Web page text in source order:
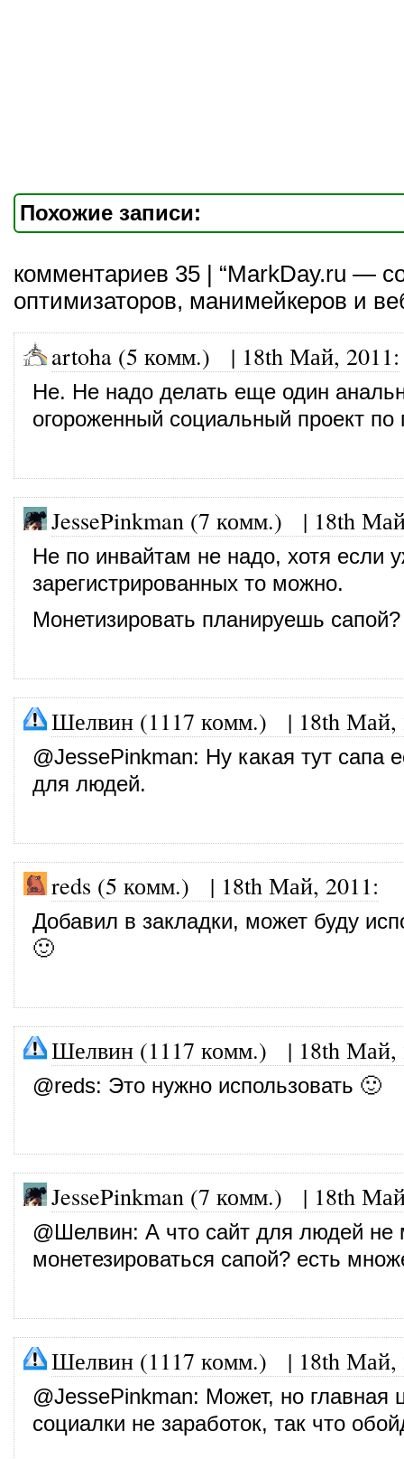
Похожие записи:
комментариев 35 | “MarkDay.ru —
оптимизаторов, манимейкеров и
artoha (5 комм.) | 18th Май, 2011:
Не. Не надо делать еще один
огороженный социальный проект
JessePinkman (7 комм.) | 18th
Не по инвайтам не надо, хотя если
зарегистрированных то можно.
Монетизировать планируешь сапой?
Шелвин (1117 комм.) | 18th Май,
@JessePinkman: Ну какая тут сапа
для людей.
reds (5 комм.) | 18th Май, 2011:
Добавил в закладки, может буду
🙂
Шелвин (1117 комм.) | 18th Май,
@reds: Это нужно использовать 🙂
JessePinkman (7 комм.) | 18th
@Шелвин: А что сайт для людей не
монетезироваться сапой? есть
Шелвин (1117 комм.) | 18th Май,
@JessePinkman: Может, но главная
социалки не заработок, так что